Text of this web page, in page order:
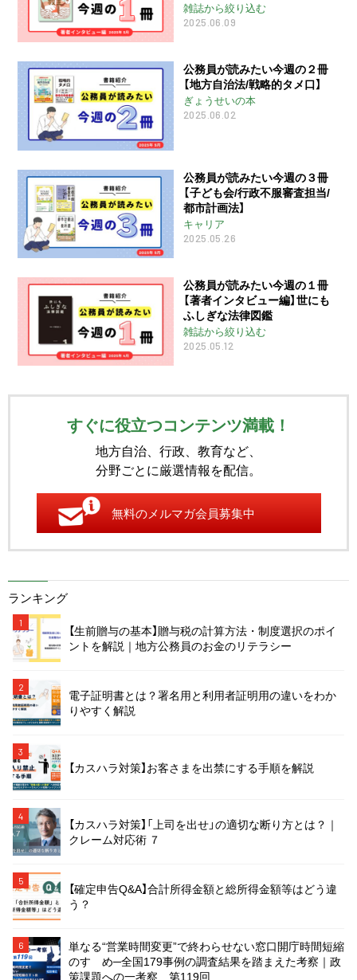
雑誌から絞り込む
2025.06.09
公務員が読みたい今週の２冊
【地方自治法/戦略的タメ口】
ぎょうせいの本
2025.06.02
公務員が読みたい今週の３冊
【子ども会/行政不服審査担当/
都市計画法】
キャリア
2025.05.26
公務員が読みたい今週の１冊
【著者インタビュー編】世にも
ふしぎな法律図鑑
雑誌から絞り込む
2025.05.12
すぐに役立つコンテンツ満載！
地方自治、行政、教育など、
分野ごとに厳選情報を配信。
無料のメルマガ会員募集中
ランキング
1
【生前贈与の基本】贈与税の計算方法・制度選択のポイ
ントを解説｜地方公務員のお金のリテラシー
2
電子証明書とは？署名用と利用者証明用の違いをわか
りやすく解説
3
【カスハラ対策】お客さまを出禁にする手順を解説
4
【カスハラ対策】「上司を出せ」の適切な断り方とは？｜
クレーム対応術 ７
5
【確定申告Q&A】合計所得金額と総所得金額等はどう違
う？
6
単なる“営業時間変更”で終わらせない窓口開庁時間短縮
のすゝめ─全国179事例の調査結果を踏まえた考察｜政
策課題への一考察 第119回